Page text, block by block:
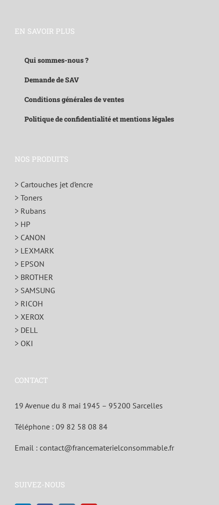
EN SAVOIR PLUS
Qui sommes-nous ?
Demande de SAV
Conditions générales de ventes
Politique de confidentialité et mentions légales
NOS PRODUITS
> Cartouches jet d’encre
> Toners
> Rubans
> HP
> CANON
> LEXMARK
> EPSON
> BROTHER
> SAMSUNG
> RICOH
> XEROX
> DELL
> OKI
CONTACT
19 Avenue du 8 mai 1945 – 95200 Sarcelles
Téléphone : 09 82 58 08 84
Email : contact@francematerielconsommable.fr
SUIVEZ-NOUS